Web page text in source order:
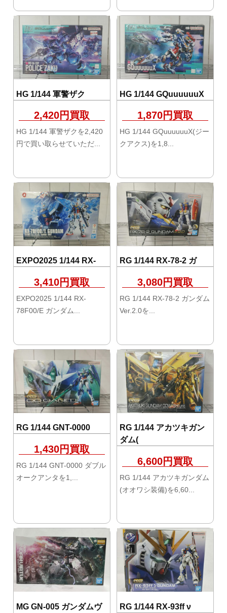
HG 1/144 軍警ザク
2,420円買取
HG 1/144 軍警ザクを2,420
円で買い取らせていただ...
HG 1/144 GQuuuuuuX
1,870円買取
HG 1/144 GQuuuuuuX(ジー
クアクス)を1,8...
EXPO2025 1/144 RX-
3,410円買取
EXPO2025 1/144 RX-
78F00/E ガンダム...
RG 1/144 RX-78-2 ガ
3,080円買取
RG 1/144 RX-78-2 ガンダム
Ver.2.0を...
RG 1/144 GNT-0000
1,430円買取
RG 1/144 GNT-0000 ダブル
オークアンタを1,...
RG 1/144 アカツキガン
ダム(
6,600円買取
RG 1/144 アカツキガンダム
(オオワシ装備)を6,60...
MG GN-005 ガンダムヴ
RG 1/144 RX-93ff ν